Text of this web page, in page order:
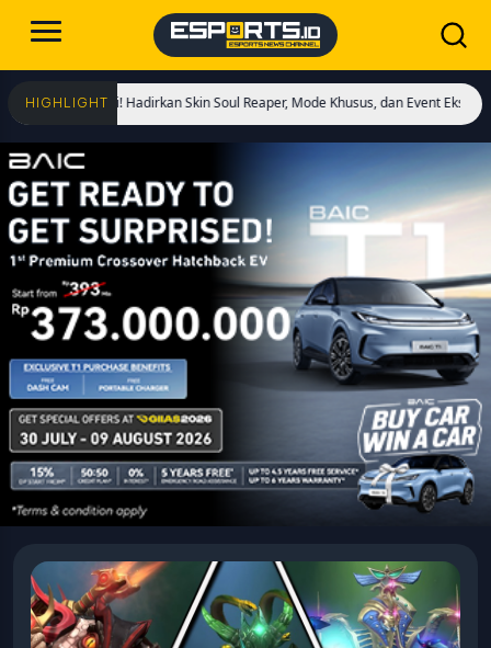
HIGHLIGHT
Hadirkan Skin Soul Reaper, Mode Khusus, dan Event Eksklusif!